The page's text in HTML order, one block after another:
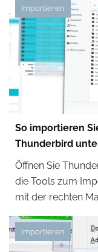
Importieren
So importieren
Thunderbird
Öffnen Sie
die Tools zum
mit der rechten
Importieren